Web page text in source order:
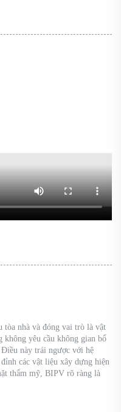
tòa nhà và đóng vai trò là vật
không yêu cầu không gian bổ
Điều này trái ngược với hệ
các vật liệu xây dựng hiện
thẩm mỹ, BIPV rõ ràng là